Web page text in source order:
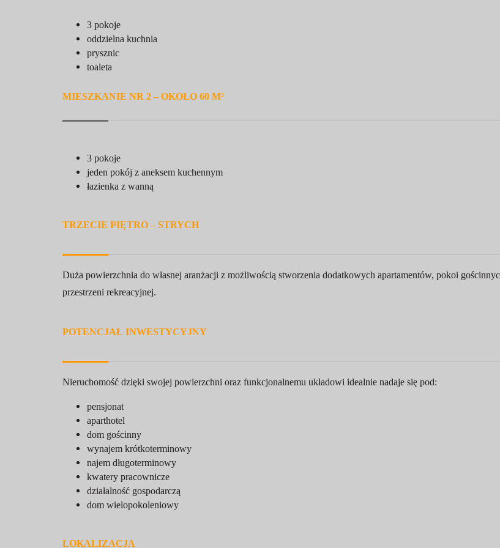
3 pokoje
oddzielna kuchnia
prysznic
toaleta
MIESZKANIE NR 2 – OKOŁO 60 M²
3 pokoje
jeden pokój z aneksem kuchennym
łazienka z wanną
TRZECIE PIĘTRO – STRYCH
Duża powierzchnia do własnej aranżacji z możliwością stworzenia dodatkowych apartamentów, pokoi
przestrzeni rekreacyjnej.
POTENCJAŁ INWESTYCYJNY
Nieruchomość dzięki swojej powierzchni oraz funkcjonalnemu układowi idealnie nadaje się pod:
pensjonat
aparthotel
dom gościnny
wynajem krótkoterminowy
najem długoterminowy
kwatery pracownicze
działalność gospodarczą
dom wielopokoleniowy
LOKALIZACJA